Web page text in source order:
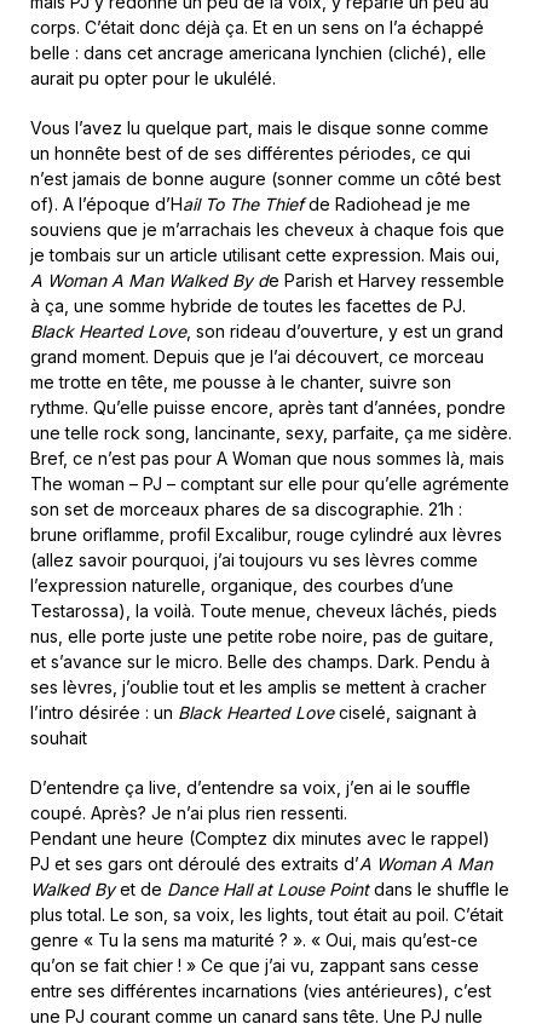
corps. C’était donc déjà ça. Et en un sens on l’a échappé
belle : dans cet ancrage americana lynchien (cliché), elle
aurait pu opter pour le ukulélé.
Vous l’avez lu quelque part, mais le disque sonne comme
un honnête best of de ses différentes périodes, ce qui
n’est jamais de bonne augure (sonner comme un côté best
of). A l’époque d’Hail To The Thiefde Radiohead je me
souviens que je m’arrachais les cheveux à chaque fois que
je tombais sur un article utilisant cette expression. Mais oui,
A Woman A Man Walked By de Parish et Harvey ressemble
à ça, une somme hybride de toutes les facettes de PJ.
Black Hearted Love, son rideau d’ouverture, y est un grand
grand moment. Depuis que je l’ai découvert, ce morceau
me trotte en tête, me pousse à le chanter, suivre son
rythme. Qu’elle puisse encore, après tant d’années, pondre
une telle rock song, lancinante, sexy, parfaite, ça me sidère.
Bref, ce n’est pas pour A Woman que nous sommes là, mais
The woman – PJ – comptant sur elle pour qu’elle agrémente
son set de morceaux phares de sa discographie. 21h :
brune oriflamme, profil Excalibur, rouge cylindré aux lèvres
(allez savoir pourquoi, j’ai toujours vu ses lèvres comme
l’expression naturelle, organique, des courbes d’une
Testarossa), la voilà. Toute menue, cheveux lâchés, pieds
nus, elle porte juste une petite robe noire, pas de guitare,
et s’avance sur le micro. Belle des champs. Dark. Pendu à
ses lèvres, j’oublie tout et les amplis se mettent à cracher
l’intro désirée : un Black Hearted Loveciselé, saignant à
souhait
D’entendre ça live, d’entendre sa voix, j’en ai le souffle
coupé. Après? Je n’ai plus rien ressenti.
Pendant une heure (Comptez dix minutes avec le rappel)
PJ et ses gars ont déroulé des extraits d’A Woman A Man
Walked Byet de Dance Hall at Louse Pointdans le shuffle le
plus total. Le son, sa voix, les lights, tout était au poil. C’était
genre « Tu la sens ma maturité ? ». « Oui, mais qu’est-ce
qu’on se fait chier ! » Ce que j’ai vu, zappant sans cesse
entre ses différentes incarnations (vies antérieures), c’est
une PJ courant comme un canard sans tête. Une PJ nulle